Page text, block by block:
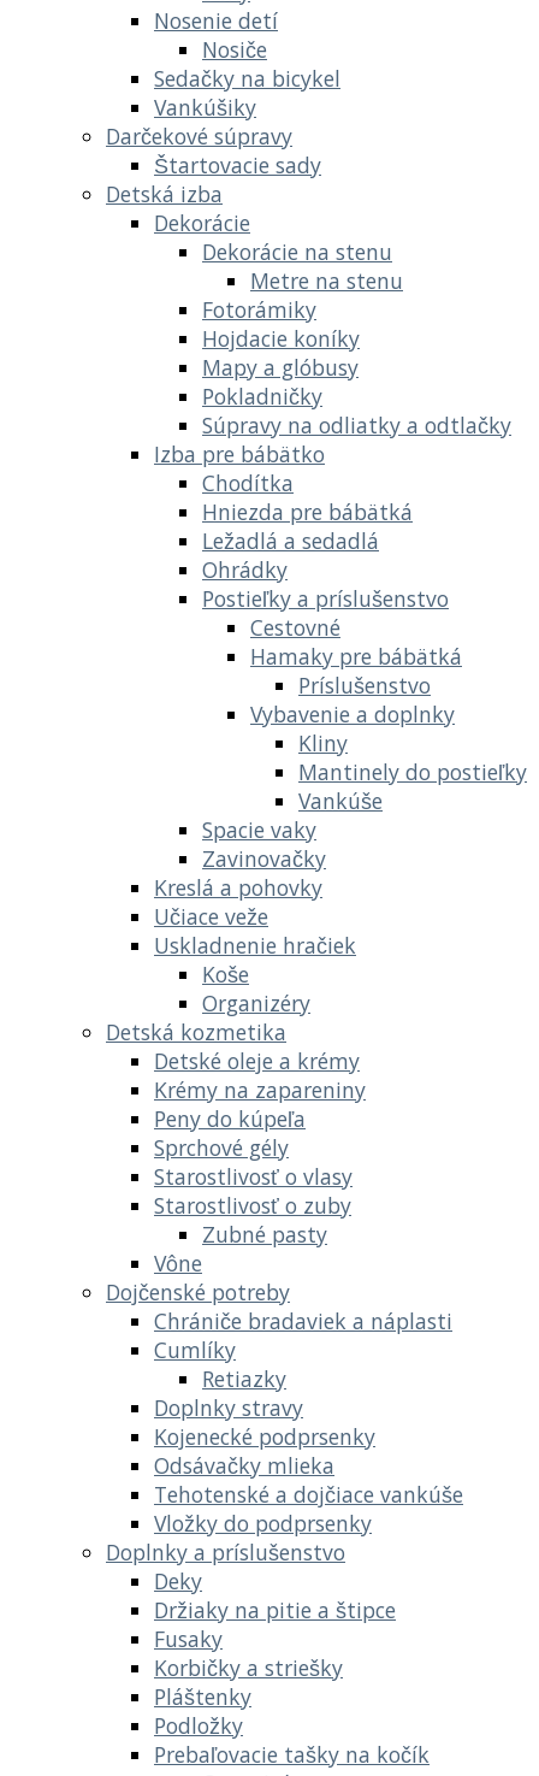
Nosenie detí
Nosiče
Sedačky na bicykel
Vankúšiky
Darčekové súpravy
Štartovacie sady
Detská izba
Dekorácie
Dekorácie na stenu
Metre na stenu
Fotorámiky
Hojdacie koníky
Mapy a glóbusy
Pokladničky
Súpravy na odliatky a odtlačky
Izba pre bábätko
Chodítka
Hniezda pre bábätká
Ležadlá a sedadlá
Ohrádky
Postieľky a príslušenstvo
Cestovné
Hamaky pre bábätká
Príslušenstvo
Vybavenie a doplnky
Kliny
Mantinely do postieľky
Vankúše
Spacie vaky
Zavinovačky
Kreslá a pohovky
Učiace veže
Uskladnenie hračiek
Koše
Organizéry
Detská kozmetika
Detské oleje a krémy
Krémy na zapareniny
Peny do kúpeľa
Sprchové gély
Starostlivosť o vlasy
Starostlivosť o zuby
Zubné pasty
Vône
Dojčenské potreby
Chrániče bradaviek a náplasti
Cumlíky
Retiazky
Doplnky stravy
Kojenecké podprsenky
Odsávačky mlieka
Tehotenské a dojčiace vankúše
Vložky do podprsenky
Doplnky a príslušenstvo
Deky
Držiaky na pitie a štipce
Fusaky
Korbičky a striešky
Pláštenky
Podložky
Prebaľovacie tašky na kočík